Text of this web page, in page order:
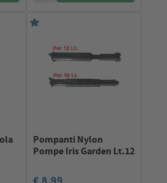
Pompanti Nylon
Pompe Iris Garden Lt.12